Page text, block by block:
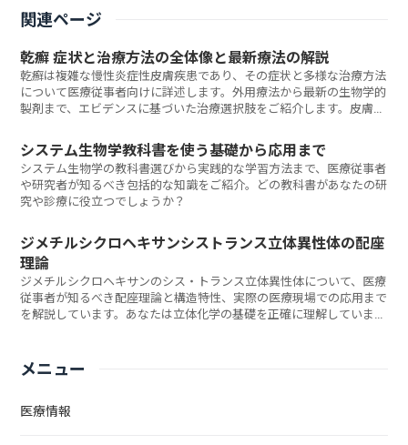
関連ページ
乾癬 症状と治療方法の全体像と最新療法の解説
乾癬は複雑な慢性炎症性皮膚疾患であり、その症状と多様な治療方法
について医療従事者向けに詳述します。外用療法から最新の生物学的
製剤まで、エビデンスに基づいた治療選択肢をご紹介します。皮膚科
システム生物学教科書を使う基礎から応用まで
システム生物学の教科書選びから実践的な学習方法まで、医療従事者
や研究者が知るべき包括的な知識をご紹介。どの教科書があなたの研
究や診療に役立つでしょうか？
ジメチルシクロヘキサンシストランス立体異性体の配座
理論
ジメチルシクロヘキサンのシス・トランス立体異性体について、医療
従事者が知るべき配座理論と構造特性、実際の医療現場での応用まで
を解説しています。あなたは立体化学の基礎を正確に理解しています
メニュー
医療情報